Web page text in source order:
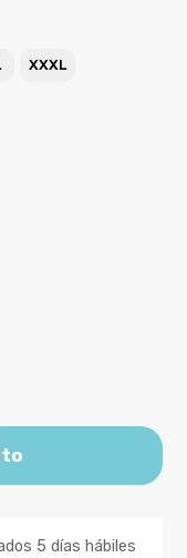
XXXL
5 días hábiles